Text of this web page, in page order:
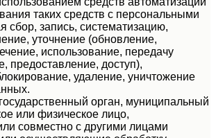
таких средств с персональными
сбор, запись, систематизацию,
уточнение (обновление,
использование, передачу
предоставление, доступ),
удаление, уничтожение
орган, муниципальный
или физическое лицо,
совместно с другими лицами